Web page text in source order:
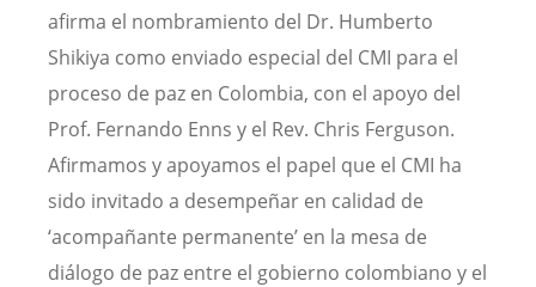
afirma el nombramiento del Dr. Humberto
Shikiya como enviado especial del CMI para el
proceso de paz en Colombia, con el apoyo del
Prof. Fernando Enns y el Rev. Chris Ferguson.
Afirmamos y apoyamos el papel que el CMI ha
sido invitado a desempeñar en calidad de
‘acompañante permanente’ en la mesa de
diálogo de paz entre el gobierno colombiano y el